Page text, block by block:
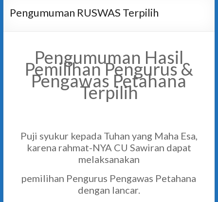
Pengumuman RUSWAS Terpilih
Pengumuman Hasil
Pemilihan Pengurus &
Pengawas Petahana
Terpilih
Puji syukur kepada Tuhan yang Maha Esa,
karena rahmat-NYA CU Sawiran dapat
melaksanakan
pemilihan Pengurus Pengawas Petahana
dengan lancar.